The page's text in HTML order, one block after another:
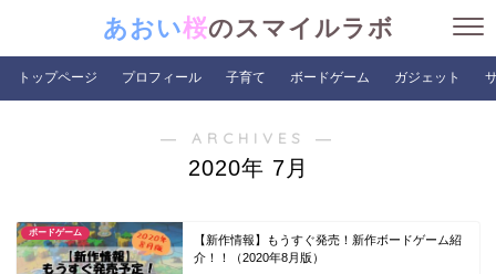
あおい桜のスマイルラボ
トップページ プロフィール 子育て ボードゲーム ガジェット
― ARCHIVES ―
2020年 7月
ボードゲーム
【新作情報】もうすぐ発売！新作ボードゲーム紹
介！！（2020年8月版）